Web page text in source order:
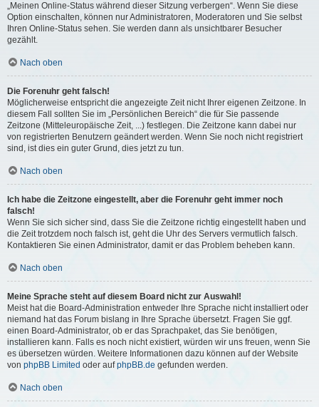
„Meinen Online-Status während dieser Sitzung verbergen“. Wenn Sie diese
Option einschalten, können nur Administratoren, Moderatoren und Sie selbst
Ihren Online-Status sehen. Sie werden dann als unsichtbarer Besucher
gezählt.
Nach oben
Die Forenuhr geht falsch!
Möglicherweise entspricht die angezeigte Zeit nicht Ihrer eigenen Zeitzone. In
diesem Fall sollten Sie im „Persönlichen Bereich“ die für Sie passende
Zeitzone (Mitteleuropäische Zeit, ...) festlegen. Die Zeitzone kann dabei nur
von registrierten Benutzern geändert werden. Wenn Sie noch nicht registriert
sind, ist dies ein guter Grund, dies jetzt zu tun.
Nach oben
Ich habe die Zeitzone eingestellt, aber die Forenuhr geht immer noch
falsch!
Wenn Sie sich sicher sind, dass Sie die Zeitzone richtig eingestellt haben und
die Zeit trotzdem noch falsch ist, geht die Uhr des Servers vermutlich falsch.
Kontaktieren Sie einen Administrator, damit er das Problem beheben kann.
Nach oben
Meine Sprache steht auf diesem Board nicht zur Auswahl!
Meist hat die Board-Administration entweder Ihre Sprache nicht installiert oder
niemand hat das Forum bislang in Ihre Sprache übersetzt. Fragen Sie ggf.
einen Board-Administrator, ob er das Sprachpaket, das Sie benötigen,
installieren kann. Falls es noch nicht existiert, würden wir uns freuen, wenn Sie
es übersetzen würden. Weitere Informationen dazu können auf der Website
von phpBB Limited oder aufphpBB.de gefunden werden.
Nach oben